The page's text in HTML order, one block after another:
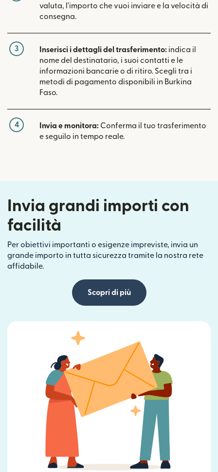
valuta, l'importo che vuoi inviare e la velocità di
consegna.
3 Inserisci i dettagli del trasferimento: indica il
nome del destinatario, i suoi contatti e le
informazioni bancarie o di ritiro. Scegli tra i
metodi di pagamento disponibili in Burkina
Faso.
4 Invia e monitora: Conferma il tuo trasferimento
e seguilo in tempo reale.
Invia grandi importi con
facilità
Per obiettivi importanti o esigenze impreviste, invia un
grande importo in tutta sicurezza tramite la nostra rete
affidabile.
Scopri di più